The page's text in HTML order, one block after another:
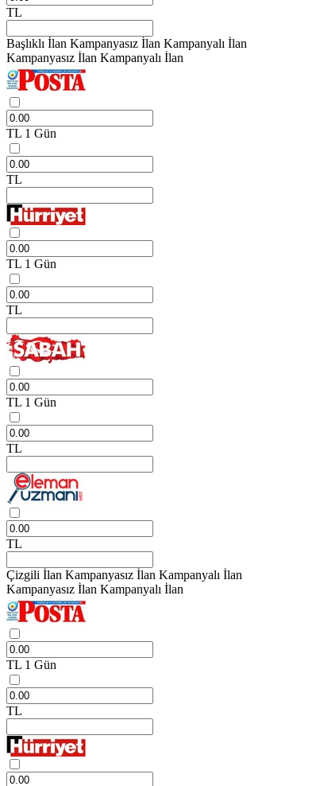
TL
Başlıklı İlan Kampanyasız İlan Kampanyalı İlan
Kampanyasız İlan Kampanyalı İlan
TL 1 Gün
TL
TL 1 Gün
TL
TL 1 Gün
TL
TL
Çizgili İlan Kampanyasız İlan Kampanyalı İlan
Kampanyasız İlan Kampanyalı İlan
TL 1 Gün
TL